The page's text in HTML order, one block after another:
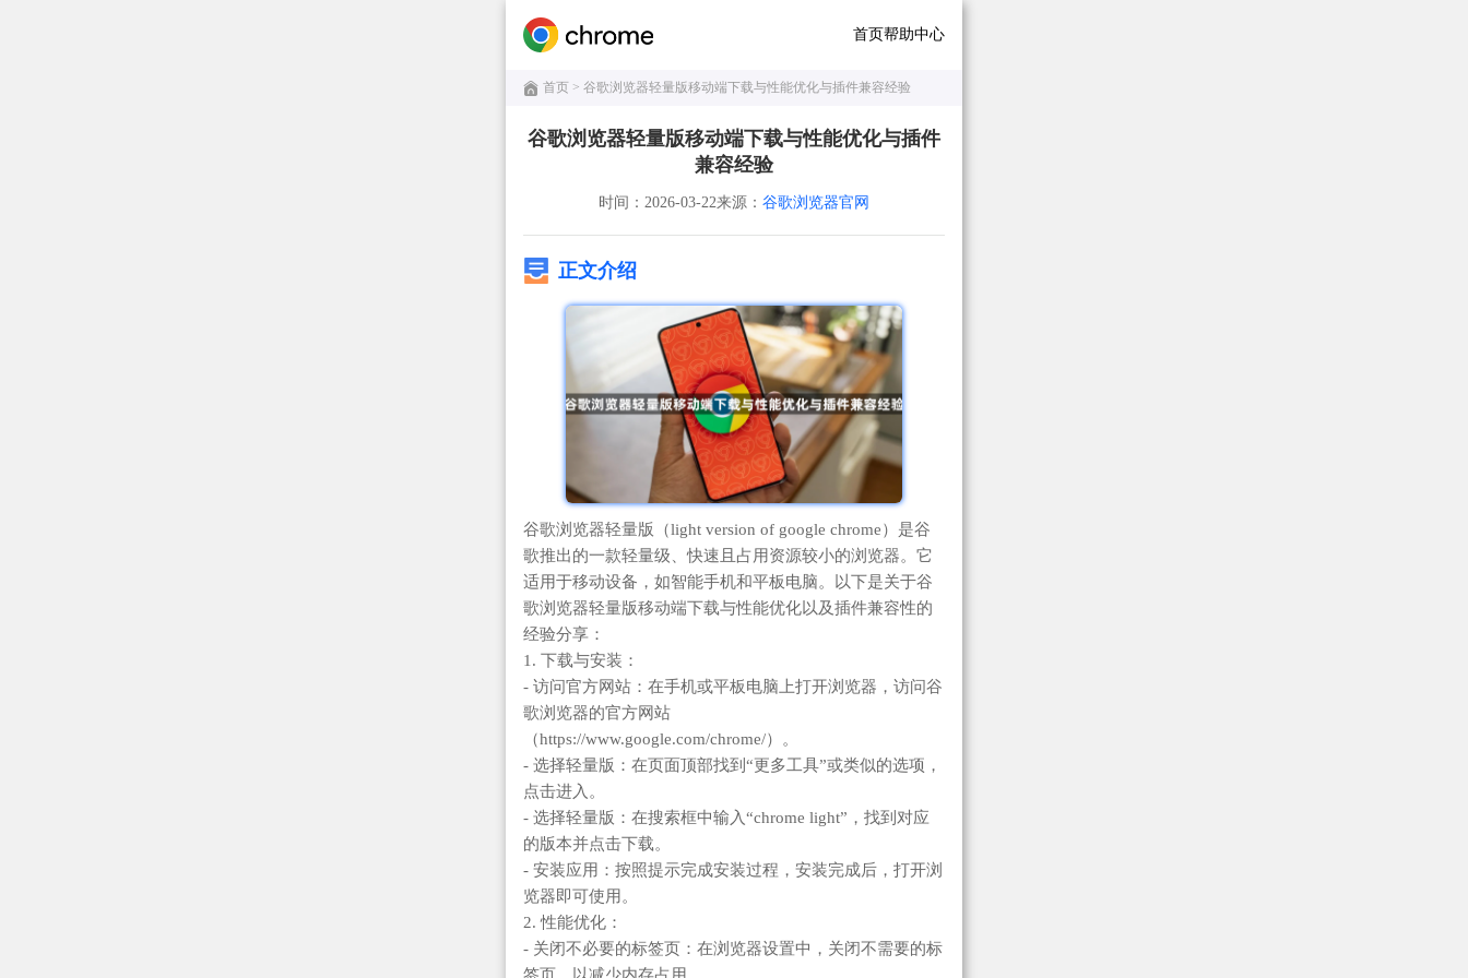
首页帮助中心
首页 > 谷歌浏览器轻量版移动端下载与性能优化与插件兼容经验
谷歌浏览器轻量版移动端下载与性能优化与插件
兼容经验
时间：2026-03-22来源： 谷歌浏览器官网
正文介绍
谷歌浏览器轻量版（light version of google chrome）是谷
歌推出的一款轻量级、快速且占用资源较小的浏览器。它
适用于移动设备，如智能手机和平板电脑。以下是关于谷
歌浏览器轻量版移动端下载与性能优化以及插件兼容性的
经验分享：
1. 下载与安装：
- 访问官方网站：在手机或平板电脑上打开浏览器，访问谷
歌浏览器的官方网站
（https://www.google.com/chrome/）。
- 选择轻量版：在页面顶部找到“更多工具”或类似的选项，
点击进入。
- 选择轻量版：在搜索框中输入“chrome light”，找到对应
的版本并点击下载。
- 安装应用：按照提示完成安装过程，安装完成后，打开浏
览器即可使用。
2. 性能优化：
- 关闭不必要的标签页：在浏览器设置中，关闭不需要的标